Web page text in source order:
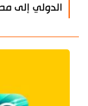
الدولي إلى